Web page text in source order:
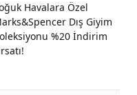
Havalara Özel
Dış Giyim
%20 İndirim